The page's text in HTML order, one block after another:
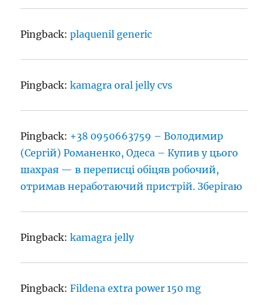
Pingback:plaquenil generic
Pingback:kamagra oral jelly cvs
Pingback: +38 0950663759 – Володимир
(Сергій) Романенко, Одеса – Купив у цього
шахрая — в переписці обіцяв робочий,
отримав неработаючий пристрій. Зберігаю
Pingback:kamagra jelly
Pingback:Fildena extra power 150 mg